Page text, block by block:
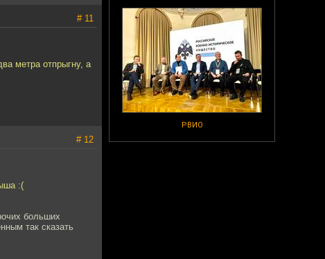
РВИО
# 11
метра отпрыгну, а
# 12
:(
больших
так сказать